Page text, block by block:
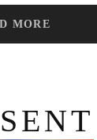
MORE